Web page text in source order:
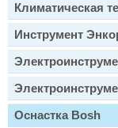
Климатическая
Инструмент
Оснастка Bosh